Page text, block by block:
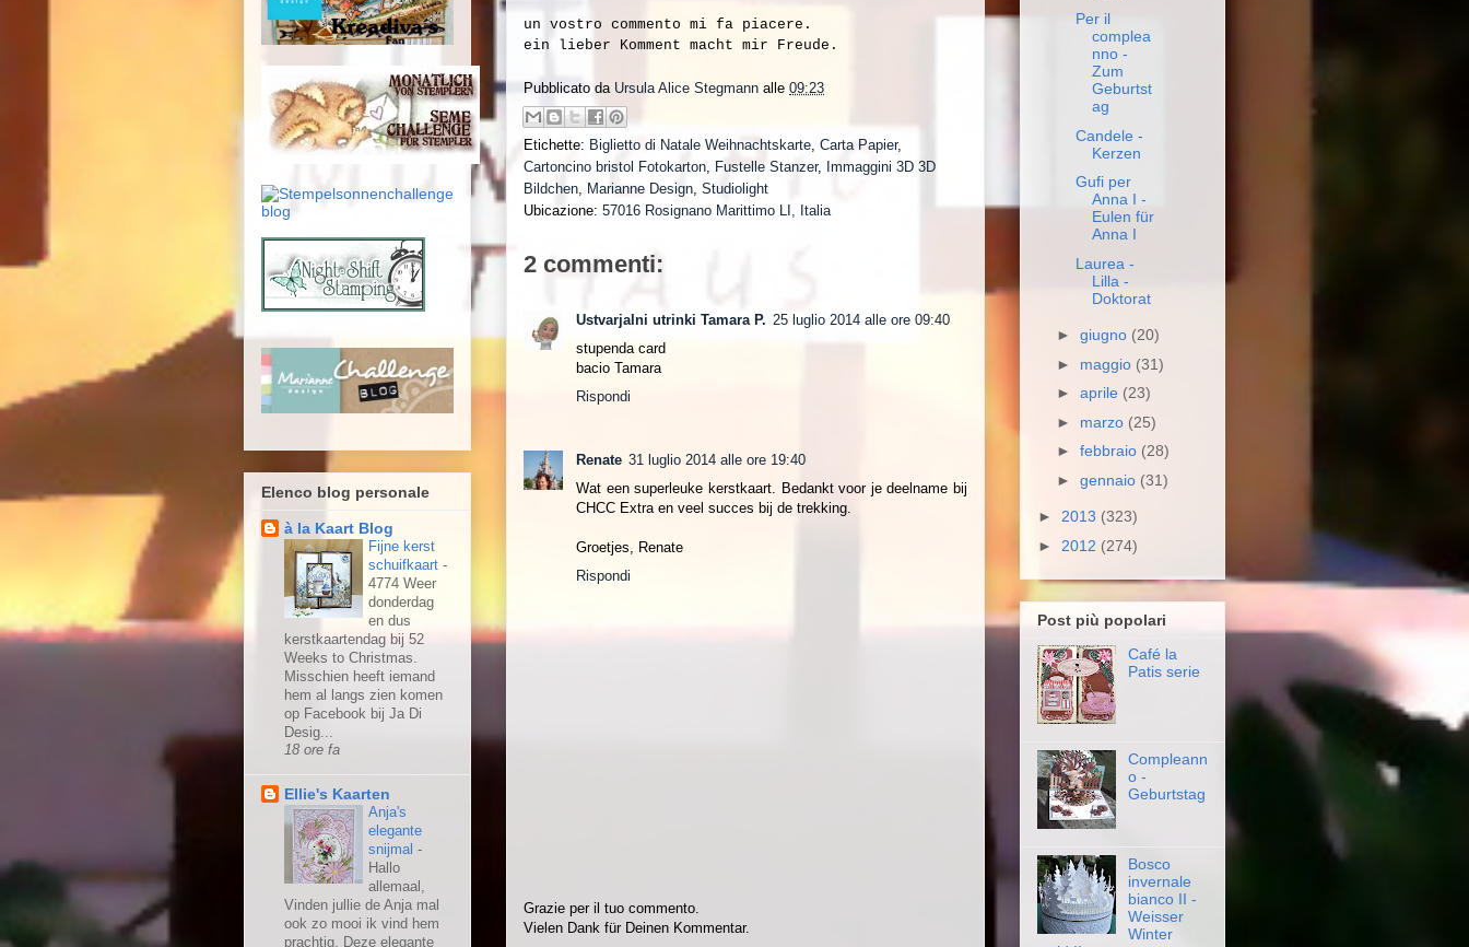
un vostro commento mi fa piacere.
ein lieber Komment macht mir Freude.
Pubblicato da Ursula Alice Stegmann alle 09:23
Etichette: Biglietto di Natale Weihnachtskarte, Carta Papier,
Cartoncino bristol Fotokarton, Fustelle Stanzer, Immaggini 3D 3D
Bildchen, Marianne Design, Studiolight
Ubicazione: 57016 Rosignano Marittimo LI, Italia
2 commenti:
Ustvarjalni utrinki Tamara P. 25 luglio 2014 alle ore 09:40
stupenda card
bacio Tamara
Rispondi
Renate 31 luglio 2014 alle ore 19:40
Wat een superleuke kerstkaart. Bedankt voor je deelname bij
CHCC Extra en veel succes bij de trekking.
Groetjes, Renate
Rispondi
Grazie per il tuo commento.
Vielen Dank für Deinen Kommentar.
Elenco blog personale
à la Kaart Blog
Fijne kerst
schuifkaart -
4774 Weer
donderdag
en dus
kerstkaartendag bij 52
Weeks to Christmas.
Misschien heeft iemand
hem al langs zien komen
op Facebook bij Ja Di
Desig...
18 ore fa
Ellie's Kaarten
Anja's
elegante
snijmal -
Hallo
allemaal,
Vinden jullie de Anja mal
ook zo mooi ik vind hem
prachtig. Deze elegante
Per il
complea
nno -
Zum
Geburtst
ag
Candele -
Kerzen
Gufi per
Anna I -
Eulen für
Anna I
Laurea -
Lilla -
Doktorat
► giugno (20)
► maggio (31)
► aprile (23)
► marzo (25)
► febbraio (28)
► gennaio (31)
► 2013 (323)
► 2012 (274)
Post più popolari
Café la
Patis serie
Compleann
o -
Geburtstag
Bosco
invernale
bianco II -
Weisser
Winter